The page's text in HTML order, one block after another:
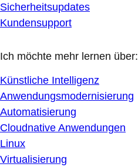
Sicherheitsupdates
Kundensupport
Ich möchte mehr lernen über:
Künstliche Intelligenz
Anwendungsmodernisierung
Automatisierung
Cloudnative Anwendungen
Linux
Virtualisierung